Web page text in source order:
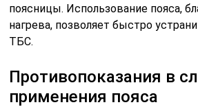
поясницы. Использование пояса,
нагрева, позволяет быстро
ТБС.
Противопоказания в
применения пояса